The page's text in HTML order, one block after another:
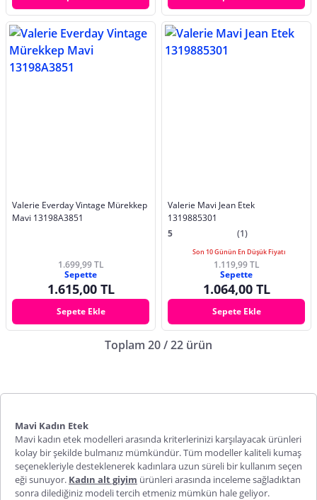
Valerie Everday Vintage Mürekkep
Mavi 13198A3851
1.699,99 TL
Sepette
1.615,00 TL
Sepete Ekle
Valerie Mavi Jean Etek
1319885301
5
(1)
Son 10 Günün En Düşük Fiyatı
1.119,99 TL
Sepette
1.064,00 TL
Sepete Ekle
Toplam 20 / 22 ürün
Mavi Kadın Etek
Mavi kadın etek modelleri arasında kriterlerinizi karşılayacak ürünleri
kolay bir şekilde bulmanız mümkündür. Tüm modeller kaliteli kumaş
seçenekleriyle desteklenerek kadınlara uzun süreli bir kullanım seçen
eği sunuyor. Kadın alt giyim ürünleri arasında inceleme sağladıktan
sonra dilediğiniz modeli tercih etmeniz mümkün hale geliyor.